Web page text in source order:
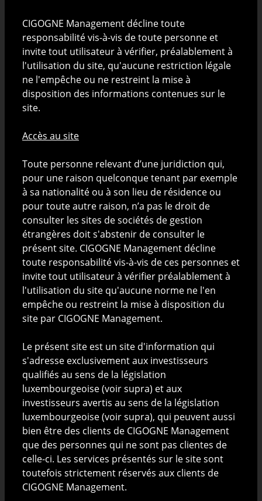
performances passées ne sont ni une indication ni
une garantie des performances futures. CIGOGNE
Management n’assume aucune responsabilité et ne
donne aucune garantie quant aux performances
futures par rapport aux produits et mandats dont elle
assume la gestion.
raison quelconque tenant par exemple à sa
des fonds d'investissement luxembourgeois s'engage
à consulter uniquement les documents destinés aux
personnes résidentes ou de nationalité du pays
déterminé, si disponible. Toute personne concernée
s'abstiendra de consulter les documents non
destinés à son pays de résidence. Toute personne qui
n’est pas qualifiée comme (i) un investisseur qualifié
au sens de la loi luxembourgeoise modifiée du 10
juillet 2005 relative aux prospectus pour valeurs
mobilières ; ou (ii) investisseur averti au sens de la loi
luxembourgeoise modifiée du 13 février 2007 relative
aux fonds d’investissement spécialisés ; et/ou (iii) un
luxembourgeoise du 30 mai 2018 relative aux
marchés d’instruments financiers ou de la Directive
2014/65/UE du Parlement Européen et du Conseil du
15 mai 2014 concernant les marchés d’instruments
financiers s'engage à consulter uniquement les
documents destinés aux investisseurs non qualifiés,
non avertis ou bien aux investisseurs de détails.
CIGOGNE Management décline toute responsabilité
vis-à-vis de toute personne et invite tout utilisateur à
vérifier, préalablement à l'utilisation du site,
CIGOGNE Management décline toute
responsabilité vis-à-vis de toute personne et
invite tout utilisateur à vérifier, préalablement à
l'utilisation du site, qu'aucune restriction légale
ne l'empêche ou ne restreint la mise à
disposition des informations contenues sur le
site.
Accès au site
Toute personne relevant d’une juridiction qui,
pour une raison quelconque tenant par exemple
à sa nationalité ou à son lieu de résidence ou
pour toute autre raison, n’a pas le droit de
consulter les sites de sociétés de gestion
étrangères doit s'abstenir de consulter le
présent site. CIGOGNE Management décline
toute responsabilité vis-à-vis de ces personnes et
invite tout utilisateur à vérifier préalablement à
l'utilisation du site qu'aucune norme ne l'en
empêche ou restreint la mise à disposition du
site par CIGOGNE Management.
Le présent site est un site d'information qui
s'adresse exclusivement aux investisseurs
qualifiés au sens de la législation
luxembourgeoise (voir supra) et aux
investisseurs avertis au sens de la législation
luxembourgeoise (voir supra), qui peuvent aussi
bien être des clients de CIGOGNE Management
que des personnes qui ne sont pas clientes de
celle-ci. Les services présentés sur le site sont
toutefois strictement réservés aux clients de
CIGOGNE Management.